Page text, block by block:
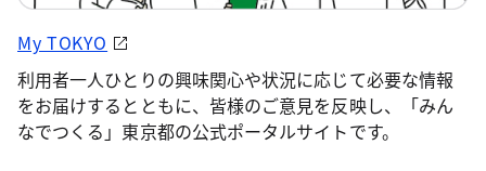
My TOKYO
利用者一人ひとりの興味関心や状況に応じて必要な情報
をお届けするとともに、皆様のご意見を反映し、「みん
なでつくる」東京都の公式ポータルサイトです。